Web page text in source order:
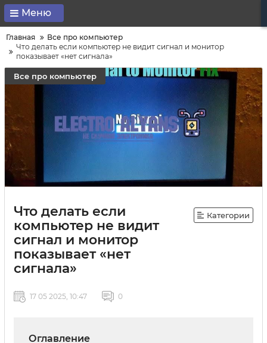
Меню
Главная
Все про компьютер
Что делать если компьютер не видит сигнал и монитор
показывает «нет сигнала»
Все про компьютер
Что делать если
компьютер не видит
сигнал и монитор
показывает «нет
сигнала»
Категории
17 05 2025, 10:47 0
Оглавление